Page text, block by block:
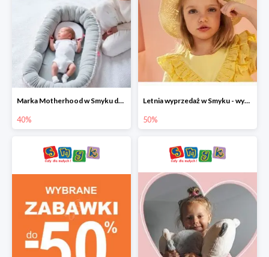
Marka Motherhood w Smyku do -40%
40%
Letnia wyprzedaż w Smyku - wybrane ubrania i buty do -50%
50%